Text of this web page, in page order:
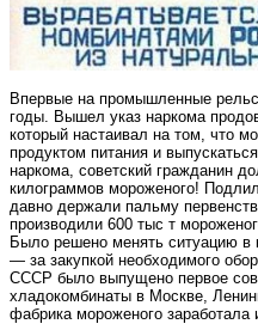
Впервые на промышленные
годы. Вышел указ наркома
который настаивал на том, что
продуктом питания и
наркома, советский гражданин
килограммов мороженого!
давно держали пальму
производили 600 тыс т
Было решено менять ситуацию
— за закупкой необходимого
СССР было выпущено первое
хладокомбинаты в Москве,
фабрика мороженого заработала